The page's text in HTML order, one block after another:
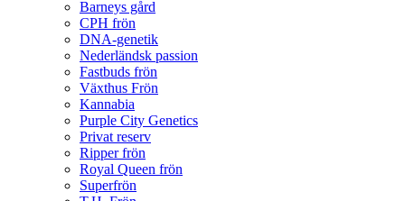
Barneys gård
CPH frön
DNA-genetik
Nederländsk passion
Fastbuds frön
Växthus Frön
Kannabia
Purple City Genetics
Privat reserv
Ripper frön
Royal Queen frön
Superfrön